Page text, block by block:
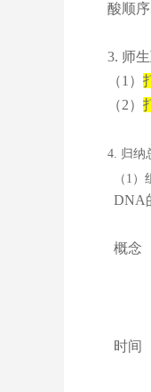
酸顺
3. 师
（1）
（2）
4. 归纳
（1
DNA
概念
时间